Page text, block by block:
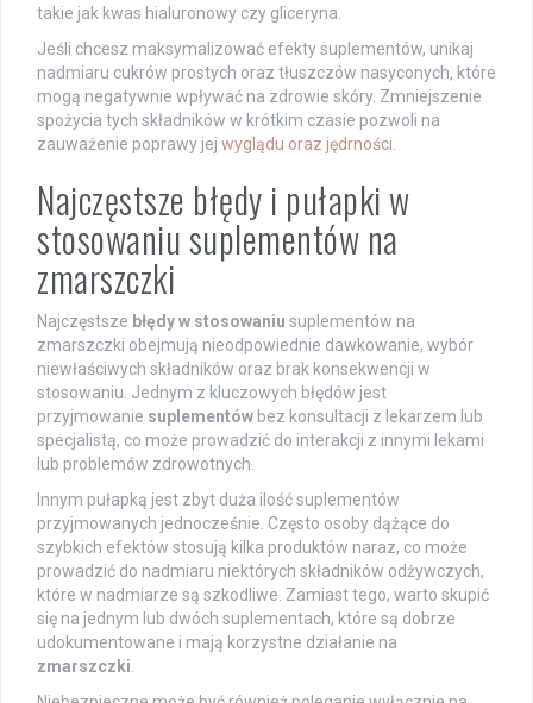
takie jak kwas hialuronowy czy gliceryna.
Jeśli chcesz maksymalizować efekty suplementów, unikaj
nadmiaru cukrów prostych oraz tłuszczów nasyconych, które
mogą negatywnie wpływać na zdrowie skóry. Zmniejszenie
spożycia tych składników w krótkim czasie pozwoli na
zauważenie poprawy jej wyglądu oraz jędrności
Najczęstsze błędy i pułapki w
stosowaniu suplementów na
zmarszczki
Najczęstsze błędy w stosowaniu suplementów na
zmarszczki obejmują nieodpowiednie dawkowanie, wybór
niewłaściwych składników oraz brak konsekwencji w
stosowaniu. Jednym z kluczowych błędów jest
przyjmowanie suplementów bez konsultacji z lekarzem lub
specjalistą, co może prowadzić do interakcji z innymi lekami
lub problemów zdrowotnych.
Innym pułapką jest zbyt duża ilość suplementów
przyjmowanych jednocześnie. Często osoby dążące do
szybkich efektów stosują kilka produktów naraz, co może
prowadzić do nadmiaru niektórych składników odżywczych,
które w nadmiarze są szkodliwe. Zamiast tego, warto skupić
się na jednym lub dwóch suplementach, które są dobrze
udokumentowane i mają korzystne działanie na
zmarszczki